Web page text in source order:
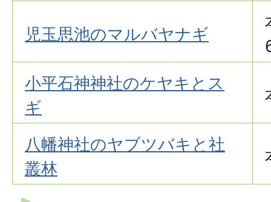
児玉思池のマルバヤナギ
小平石神神社のケヤキとス
ギ
八幡神社のヤブツバキと社
叢林